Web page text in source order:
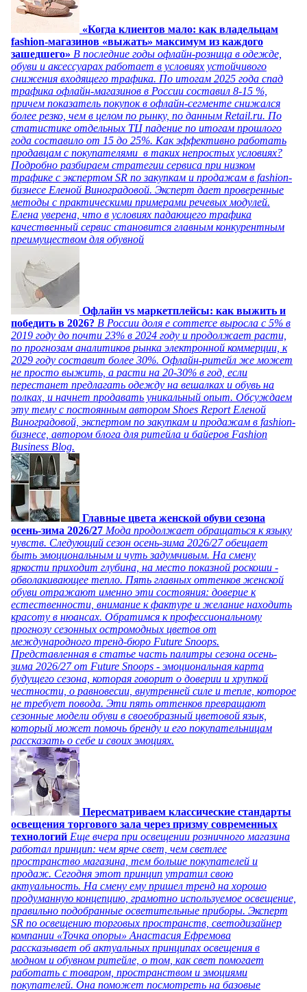
«Когда клиентов мало: как владельцам
fashion-магазинов «выжать» максимум из каждого
зашедшего» В последние годы офлайн-розница в одежде,
обуви и аксессуарах работает в условиях устойчивого
снижения входящего трафика. По итогам 2025 года спад
трафика офлайн-магазинов в России составил 8-15 %,
причем показатель покупок в офлайн-сегменте снижался
более резко, чем в целом по рынку, по данным Retail.ru. По
статистике отдельных ТЦ падение по итогам прошлого
года составило от 15 до 25%. Как эффективно работать
продавцам с покупателями в таких непростых условиях?
Подробно разбираем стратегии сервиса при низком
трафике с экспертом SR по закупкам и продажам в fashion-
бизнесе Еленой Виноградовой. Эксперт дает проверенные
методы с практическими примерами речевых модулей.
Елена уверена, что в условиях падающего трафика
качественный сервис становится главным конкурентным
преимуществом для обувной
Офлайн vs маркетплейсы: как выжить и
победить в 2026? В России доля e commerce выросла с 5% в
2019 году до почти 23% в 2024 году и продолжает расти,
по прогнозам аналитиков рынка электронной коммерции, к
2029 году составит более 30%. Офлайн-ритейл же может
не просто выжить, а расти на 20-30% в год, если
перестанет предлагать одежду на вешалках и обувь на
полках, и начнет продавать уникальный опыт. Обсуждаем
эту тему с постоянным автором Shoes Report Еленой
Виноградовой, экспертом по закупкам и продажам в fashion-
бизнесе, автором блога для ритейла и байеров Fashion
Business Blog.
Главные цвета женской обуви сезона
осень-зима 2026/27 Мода продолжает обращаться к языку
чувств. Следующий сезон осень-зима 2026/27 обещает
быть эмоциональным и чуть задумчивым. На смену
яркости приходит глубина, на место показной роскоши -
обволакивающее тепло. Пять главных оттенков женской
обуви отражают именно эти состояния: доверие к
естественности, внимание к фактуре и желание находить
красоту в нюансах. Обратимся к профессиональному
прогнозу сезонных остромодных цветов от
международного тренд-бюро Future Snoops.
Представленная в статье часть палитры сезона осень-
зима 2026/27 от Future Snoops - эмоциональная карта
будущего сезона, которая говорит о доверии и хрупкой
честности, о равновесии, внутренней силе и тепле, которое
не требует повода. Эти пять оттенков превращают
сезонные модели обуви в своеобразный цветовой язык,
который может помочь бренду и его покупательницам
рассказать о себе и своих эмоциях.
Пересматриваем классические стандарты
освещения торгового зала через призму современных
технологий Еще вчера при освещении розничного магазина
работал принцип: чем ярче свет, чем светлее
пространство магазина, тем больше покупателей и
продаж. Сегодня этот принцип утратил свою
актуальность. На смену ему пришел тренд на хорошо
продуманную концепцию, грамотно используемое освещение,
правильно подобранные осветительные приборы. Эксперт
SR по освещению торговых пространств, светодизайнер
компании «Точка опоры» Анастасия Ефремова
рассказывает об актуальных принципах освещения в
модном и обувном ритейле, о том, как свет помогает
работать с товаром, пространством и эмоциями
покупателей. Она поможет посмотреть на базовые